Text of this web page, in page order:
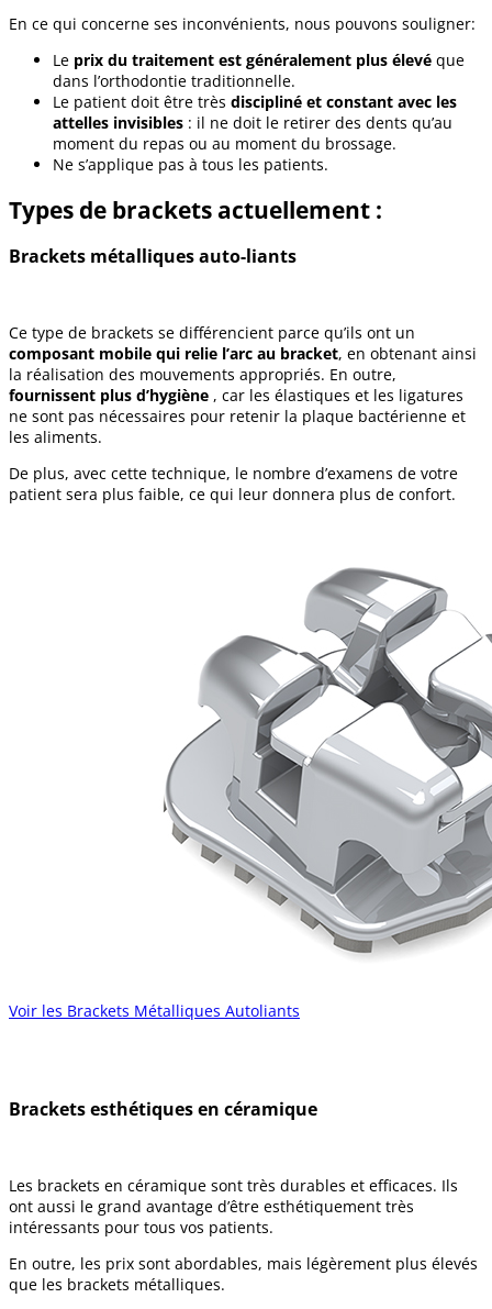
En ce qui concerne ses inconvénients, nous pouvons souligner:
Le prix du traitement est généralement plus élevé que
dans l’orthodontie traditionnelle.
Le patient doit être très discipliné et constant avec les
attelles invisibles : il ne doit le retirer des dents qu’au
moment du repas ou au moment du brossage.
Ne s’applique pas à tous les patients.
Types de brackets actuellement :
Brackets métalliques auto-liants
Ce type de brackets se différencient parce qu’ils ont un
composant mobile qui relie l’arc au bracket, en obtenant ainsi
la réalisation des mouvements appropriés. En outre,
fournissent plus d’hygiène , car les élastiques et les ligatures
ne sont pas nécessaires pour retenir la plaque bactérienne et
les aliments.
De plus, avec cette technique, le nombre d’examens de votre
patient sera plus faible, ce qui leur donnera plus de confort.
Voir les Brackets Métalliques Autoliants
Brackets esthétiques en céramique
Les brackets en céramique sont très durables et efficaces. Ils
ont aussi le grand avantage d’être esthétiquement très
intéressants pour tous vos patients.
En outre, les prix sont abordables, mais légèrement plus élevés
que les brackets métalliques.